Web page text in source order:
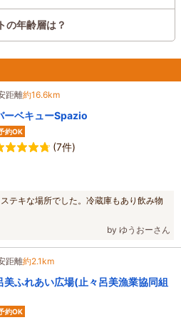
の年齢層は？
距離約16.6km
ーベキューSpazio
約OK
(7件)
テキな場所でした。冷蔵庫もあり飲み物
by ゆうおーさん
距離約2.1km
美ふれあい広場(止々呂美漁業協同組
約OK